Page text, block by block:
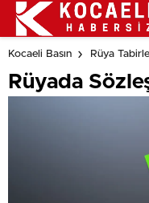
Kocaeli Basın Rüya
Rüyada